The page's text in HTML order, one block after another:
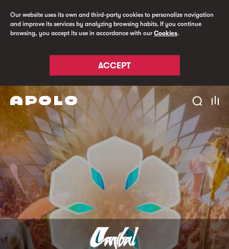
Our website uses its own and third-party cookies to personalize navigation
and improve its services by analyzing browsing habits. If you continue
browsing, you accept its use in accordance with ourCookies.
ACCEPT